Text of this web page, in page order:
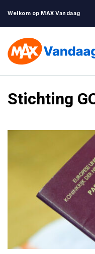
Welkom op MAX Vandaag
Stichting